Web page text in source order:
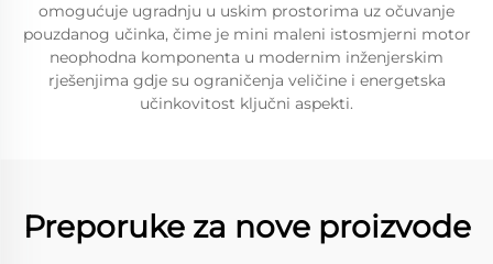
omogućuje ugradnju u uskim prostorima uz očuvanje
pouzdanog učinka, čime je mini maleni istosmjerni motor
neophodna komponenta u modernim inženjerskim
rješenjima gdje su ograničenja veličine i energetska
učinkovitost ključni aspekti.
Preporuke za nove proizvode